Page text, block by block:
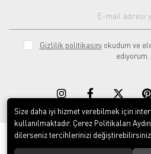
Gizlilik politikasını okudum ve
ediyorum.
© 2020Rekor Müzik. Tüm
Size daha iyi hizmet verebilmek için
kullanılmaktadır. Çerez Politikaları
dilerseniz tercihlerinizi değiştirebilirsiniz.